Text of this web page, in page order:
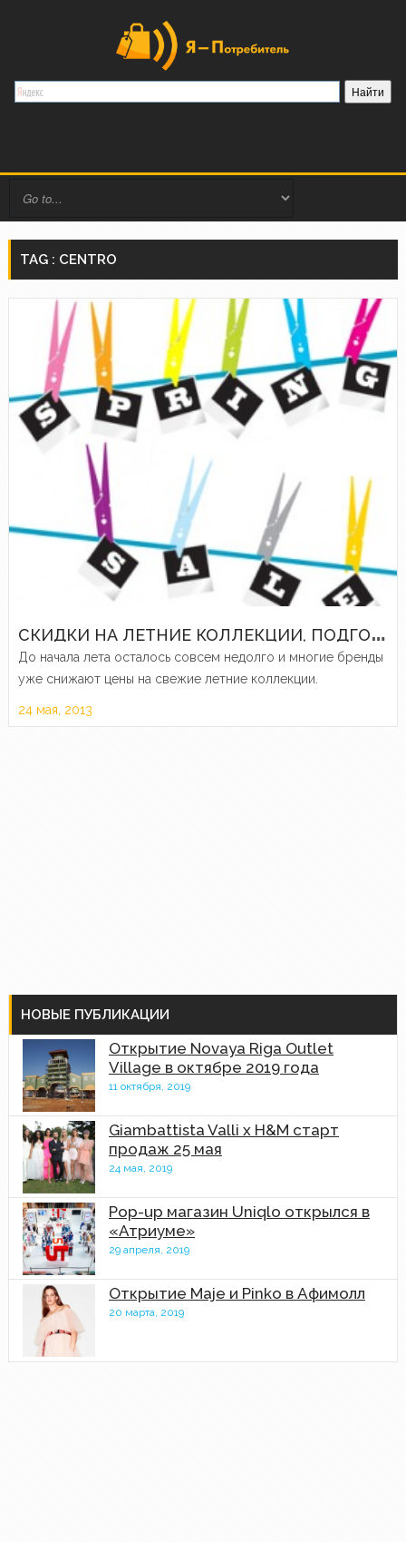
TAG : CENTRO
С
КИДКИ НА ЛЕТНИЕ КОЛЛЕКЦИИ, ПОДГОТОВКА К ВЫПУСКНОМУ БАЛУ И ДРУГИЕ АКЦИИ И РАСПРОДАЖИ НЕДЕЛИ
До начала лета осталось совсем недолго и многие бренды
уже снижают цены на свежие летние коллекции.
24 мая, 2013
НОВЫЕ ПУБЛИКАЦИИ
Открытие Novaya Riga Outlet
Village в октябре 2019 года
11 октября, 2019
Giambattista Valli x H&M старт
продаж 25 мая
24 мая, 2019
Pop-up магазин Uniqlo открылся в
«Атриуме»
29 апреля, 2019
Открытие Maje и Pinko в Афимолл
20 марта, 2019